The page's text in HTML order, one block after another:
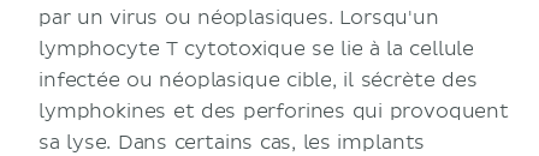
par un virus ou néoplasiques. Lorsqu'un
lymphocyte T cytotoxique se lie à la cellule
infectée ou néoplasique cible, il sécrète des
lymphokines et des perforines qui provoquent
sa lyse. Dans certains cas, les implants